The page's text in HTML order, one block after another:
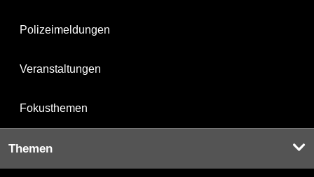
Polizeimeldungen
Veranstaltungen
Fokusthemen
Themen